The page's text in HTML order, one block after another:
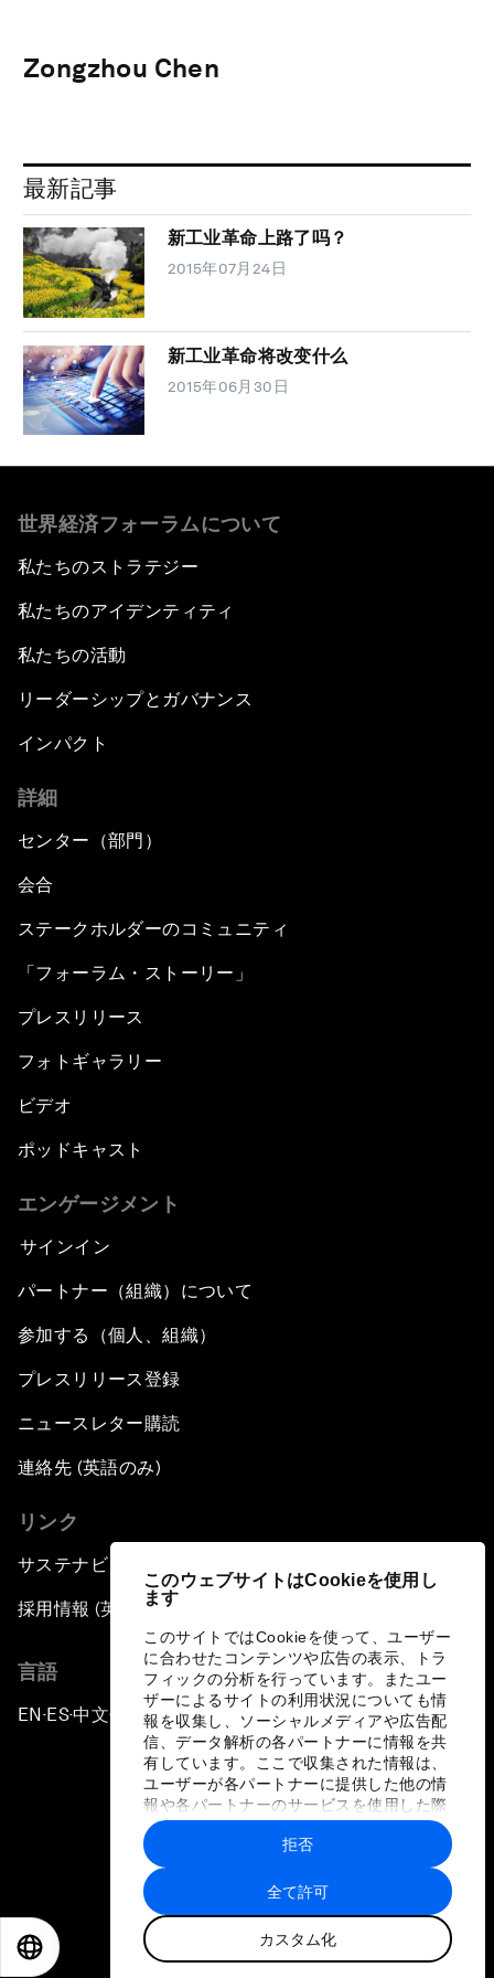
このウェブサイトはCookieを使用し
ます
このサイトではCookieを使って、ユーザー
に合わせたコンテンツや広告の表示、トラ
フィックの分析を行っています。またユー
ザーによるサイトの利用状況についても情
報を収集し、ソーシャルメディアや広告配
信、データ解析の各パートナーに情報を共
有しています。ここで収集された情報は、
ユーザーが各パートナーに提供した他の情
報や各パートナーのサービスを使用した際
に収集された情報と組み合わされ、各パー
トナーによって使用されることがありま
す。
全て許可
カスタム化
拒否
Zongzhou Chen
最新記事
新工业革命上路了吗？
2015年07月24日
新工业革命将改变什么
2015年06月30日
世界経済フォーラムについて
私たちのストラテジー
私たちのアイデンティティ
私たちの活動
リーダーシップとガバナンス
インパクト
詳細
センター（部門）
会合
ステークホルダーのコミュニティ
「フォーラム・ストーリー」
プレスリリース
フォトギャラリー
ビデオ
ポッドキャスト
エンゲージメント
サインイン
パートナー（組織）について
参加する（個人、組織）
プレスリリース登録
ニュースレター購読
連絡先 (英語のみ)
リンク
サステナビリティへの取り組み
採用情報 (英語のみ)
言語
EN ▪ES▪中文▪ 日本語
プライバシーポリシーと利用規約
サイトマップ
©
世界経済フォーラム